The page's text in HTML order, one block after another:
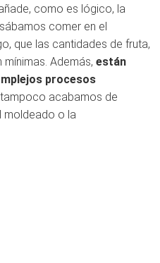
como es lógico, la
comer en el
que las cantidades de fruta,
Además, están
procesos
acabamos de
moldeado o la